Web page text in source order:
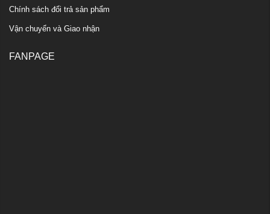
Chính sách đổi trả sản phẩm
Vận chuyển và Giao nhận
FANPAGE